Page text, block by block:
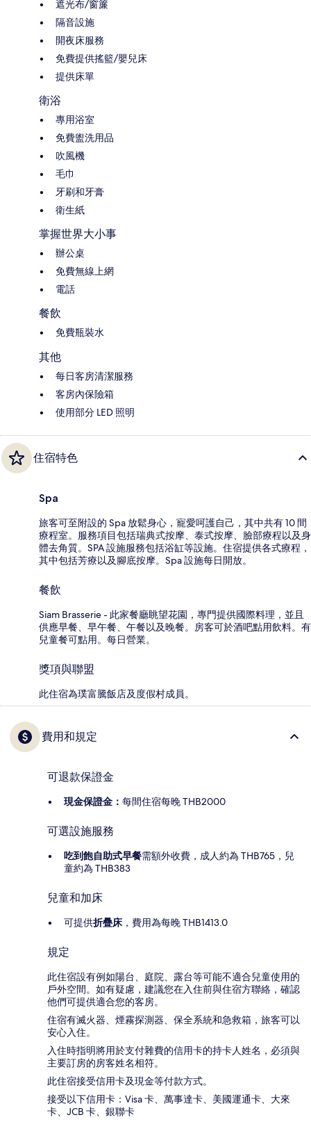
遮光布/窗簾
隔音設施
開夜床服務
免費提供搖籃/嬰兒床
提供床單
衛浴
專用浴室
免費盥洗用品
吹風機
毛巾
牙刷和牙膏
衛生紙
掌握世界大小事
辦公桌
免費無線上網
電話
餐飲
免費瓶裝水
其他
每日客房清潔服務
客房內保險箱
使用部分 LED 照明
住宿特色
Spa
旅客可至附設的 Spa 放鬆身心，寵愛呵護自己，其中共有 10 間
療程室。服務項目包括瑞典式按摩、泰式按摩、臉部療程以及身
體去角質。SPA 設施服務包括浴缸等設施。住宿提供各式療程，
其中包括芳療以及腳底按摩。Spa 設施每日開放。
餐飲
Siam Brasserie - 此家餐廳眺望花園，專門提供國際料理，並且
供應早餐、早午餐、午餐以及晚餐。房客可於酒吧點用飲料。有
兒童餐可點用。每日營業。
獎項與聯盟
此住宿為璞富騰飯店及度假村成員。
費用和規定
可退款保證金
現金保證金： 每間住宿每晚 THB2000
可選設施服務
吃到飽自助式早餐需額外收費，成人約為 THB765，兒
童約為 THB383
兒童和加床
可提供折疊床 ，費用為每晚 THB1413.0
規定
此住宿設有例如陽台、庭院、露台等可能不適合兒童使用的
戶外空間。如有疑慮，建議您在入住前與住宿方聯絡，確認
他們可提供適合您的客房。
住宿有滅火器、煙霧探測器、保全系統和急救箱，旅客可以
安心入住。
入住時指明將用於支付雜費的信用卡的持卡人姓名，必須與
主要訂房的房客姓名相符。
此住宿接受信用卡及現金等付款方式。
接受以下信用卡：Visa 卡、萬事達卡、美國運通卡、大來
卡、JCB 卡、銀聯卡